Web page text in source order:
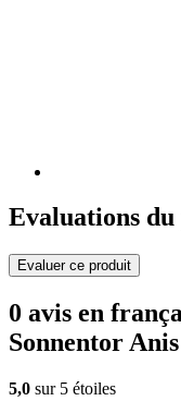
Evaluations
Evaluer ce produit
0 avis en
Sonnentor Anis
5,0 sur 5 étoiles